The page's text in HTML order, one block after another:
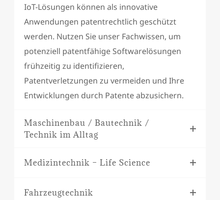
IoT-Lösungen können als innovative
Anwendungen patentrechtlich geschützt
werden. Nutzen Sie unser Fachwissen, um
potenziell patentfähige Softwarelösungen
frühzeitig zu identifizieren,
Patentverletzungen zu vermeiden und Ihre
Entwicklungen durch Patente abzusichern.
Maschinenbau / Bautechnik /
Technik im Alltag
Medizintechnik – Life Science
Fahrzeugtechnik